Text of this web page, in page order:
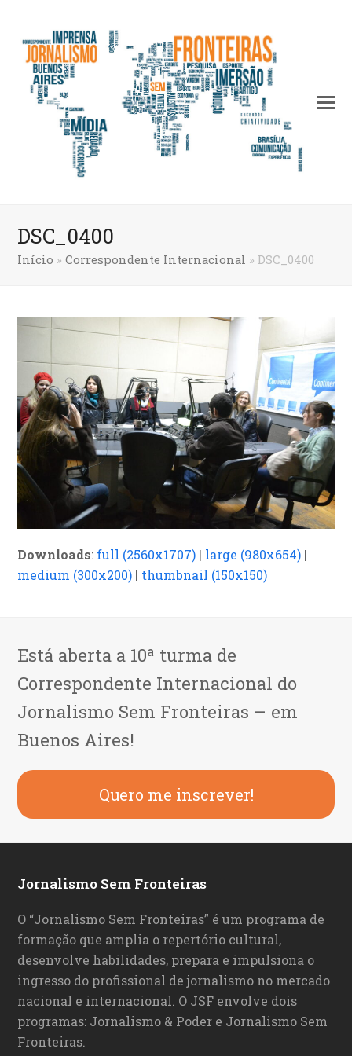
DSC_0400
Início »Correspondente Internacional » DSC_0400
Downloads: full (2560x1707) | large (980x654) |
medium (300x200) | thumbnail (150x150)
Está aberta a 10ª turma de
Correspondente Internacional do
Jornalismo Sem Fronteiras – em
Buenos Aires!
Quero me inscrever!
Jornalismo Sem Fronteiras
O “Jornalismo Sem Fronteiras” é um programa de
formação que amplia o repertório cultural,
desenvolve habilidades, prepara e impulsiona o
ingresso do profissional de jornalismo no mercado
nacional e internacional. O JSF envolve dois
programas: Jornalismo & Poder e Jornalismo Sem
Fronteiras.